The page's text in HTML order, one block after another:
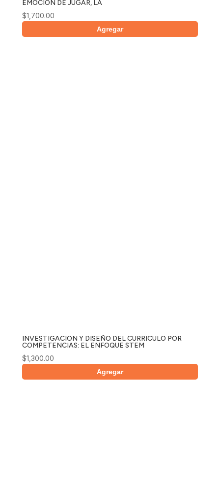
EMOCION DE JUGAR, LA
$1,700.00
Agregar
INVESTIGACION Y DISEÑO DEL CURRICULO POR
COMPETENCIAS: EL ENFOQUE STEM
$1,300.00
Agregar